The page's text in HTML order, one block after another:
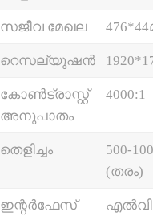
സജീവ മേഖല
റെസല്യൂഷൻ
കോൺട്രാസ്റ്റ്
അനുപാതം
4000:1
തെളിച്ചം
500-
(തരം)
ഇന്റർഫേസ്